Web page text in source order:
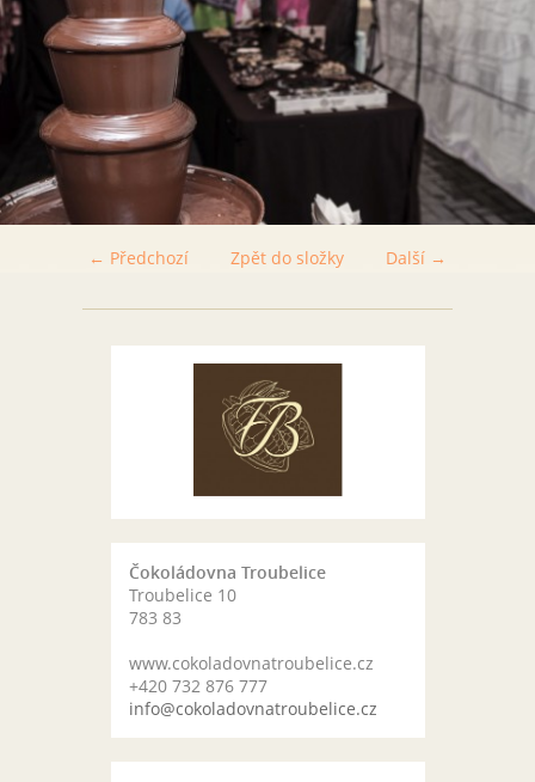
← Předchozí Další →
Zpět do složky
Čokoládovna Troubelice
Troubelice 10
783 83
www.cokoladovnatroubelice.cz
+420 732 876 777
info@cokoladovnatroubelice.cz